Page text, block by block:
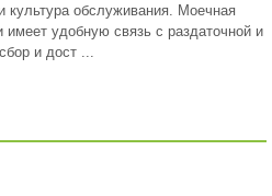
культура обслуживания. Моечная
удобную связь с раздаточной и
и дост ...